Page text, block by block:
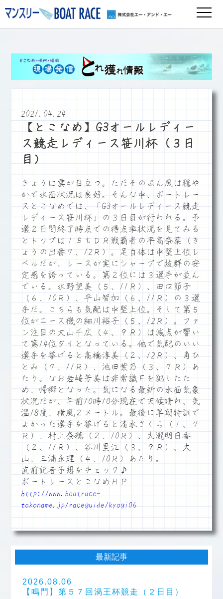
2021.04.24
【とこなめ】G3オールレディー
ス競走レディース笹川杯（３日
目）
きょうは雲が目立つ。ただそのぶん風は穏や
かで水面状況は良好。そんな中、ボートレー
スとこなめでは、「G3オールレディース競走
レディース笹川杯」の３日目が行われる。予
選２日間終了時点での得点率状況を見てみる
とトップは１ｓｔＤＲ戦覇者の平高奈菜（き
ょうの出番７、12Ｒ）。足自体は中堅上位レ
ベルだが、レースが実にシャープで抜群の安
定感を誇っている。第２位には３選手が並ん
でいる。水野望美（５、11Ｒ）、田口節子
（６、10Ｒ）、平山智加（６、11Ｒ）の３選
手だ。こちらも気配は中堅上位。そして第５
位がエース機の細川裕子（５、12Ｒ）。ファ
ン注目の大山千広（４、９Ｒ）は減点が響い
て第14位タイとなっている。他で気配のいい
選手を挙げると高橋淳美（２、12Ｒ）、角ひ
とみ（７、11Ｒ）、池田紫乃（３、７Ｒ）あ
たり。なお岩崎芳美は非常識Ｆを犯したた
め、帰郷となった。気になる最新の水面気象
状況だが、午前10時10分現在で天候晴れ、気
温18度、横風２メートル。最後に早朝特訓で
よかった選手を挙げると清水さくら（１、７
Ｒ）、村上奈穂（２、10Ｒ）、大瀧明日香
（２、11Ｒ）、谷川里江（３、９Ｒ）、大
山、三浦永理（４、10Ｒ）あたり。
直前記者予想をチェック♪
ボートレースとこなめＨＰ
http://www.boatrace-
tokoname.jp/raceguide/kyogi06
最新記事
2026.08.06
【鳴門】第５７回渦王杯競走（２日目）